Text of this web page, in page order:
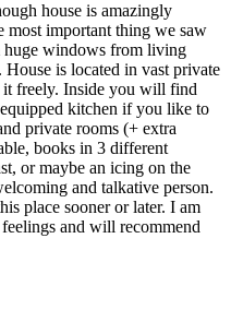
house is amazingly
most important thing we saw
windows from living
is located in vast private
it freely. Inside you will find
kitchen if you like to
private rooms (+ extra
books in 3 different
or maybe an icing on the
and talkative person.
place sooner or later. I am
and will recommend